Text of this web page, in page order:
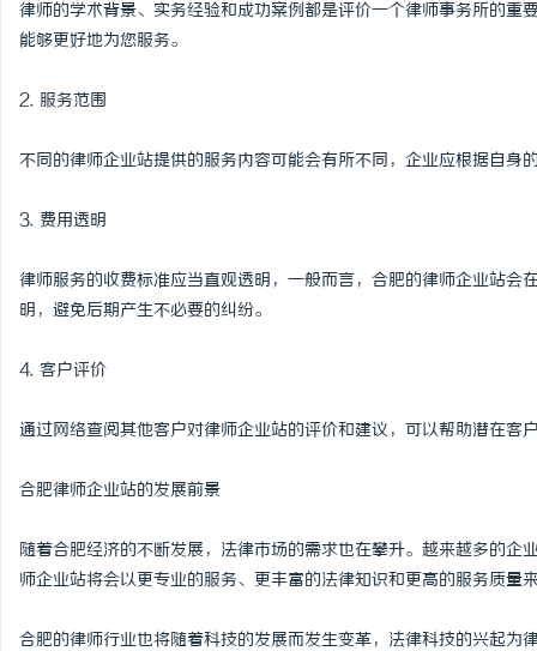
律师的学术背景、实务经验和成功案例都是评价一个律师事务所的
能够更好地为您服务。
2. 服务范围
不同的律师企业站提供的服务内容可能会有所不同，企业应根据自身
3. 费用透明
律师服务的收费标准应当直观透明，一般而言，合肥的律师企业站
明，避免后期产生不必要的纠纷。
4. 客户评价
通过网络查阅其他客户对律师企业站的评价和建议，可以帮助潜在客
合肥律师企业站的发展前景
随着合肥经济的不断发展，法律市场的需求也在攀升。越来越多的
师企业站将会以更专业的服务、更丰富的法律知识和更高的服务质量
合肥的律师行业也将随着科技的发展而发生变革，法律科技的兴起